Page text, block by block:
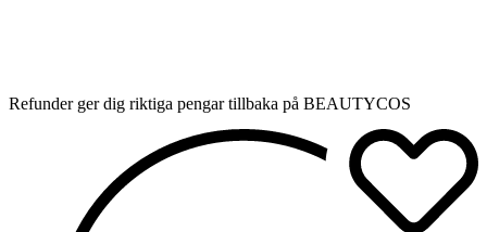
Refunder ger dig riktiga pengar tillbaka på BEAUTYCOS